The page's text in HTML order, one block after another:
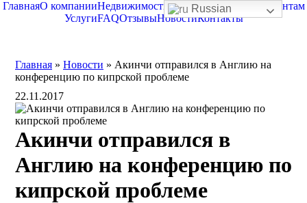
ГлавнаяО компанииНедвижимость О Северном Кипре
Клиентам
УслугиFAQОтзывыНовостиКонтакты
Главная » Новости » Акинчи отправился в Англию на
конференцию по кипрской проблеме
22.11.2017
Акинчи отправился в
Англию на конференцию по
кипрской проблеме
Russian